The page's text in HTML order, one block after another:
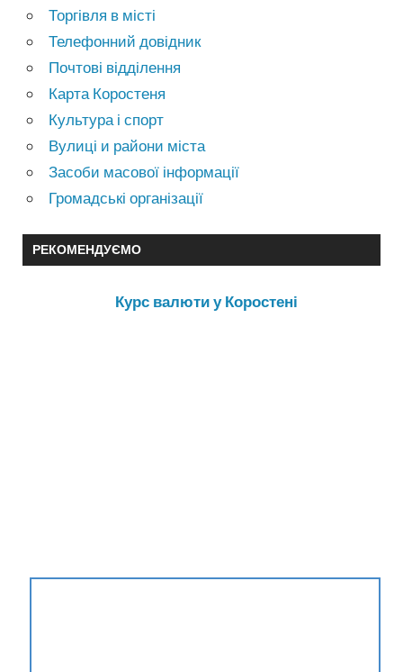
Торгівля в місті
Телефонний довідник
Почтові відділення
Карта Коростеня
Культура і спорт
Вулиці и райони міста
Засоби масової інформації
Громадські організації
РЕКОМЕНДУЄМО
Курс валюти у Коростені